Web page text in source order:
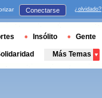
Conectarse ¿olvidado?
Insólito Gente
Más Temas